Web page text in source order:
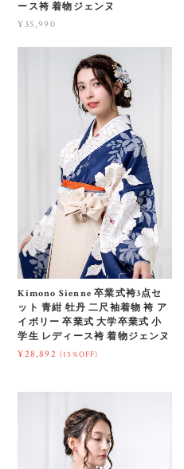
ース袴 着物ジェンヌ
¥35,990
Kimono Sienne 卒業式袴3点セ
ット 青紺 牡丹 二尺袖着物 袴 ア
イボリー 卒業式 大学卒業式 小
学生 レディース袴 着物ジェンヌ
¥28,892 (15%OFF)